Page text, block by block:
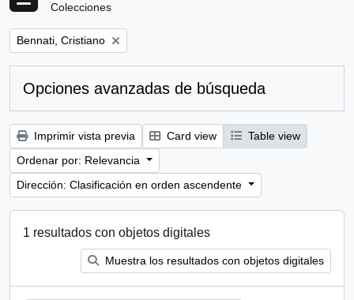
Colecciones
Remove filter:
Bennati, Cristiano
Opciones avanzadas de búsqueda
Imprimir vista previa Card view
Table view
Ordenar por: Relevancia
Dirección: Clasificación en orden ascendente
1 resultados con objetos digitales
Muestra los resultados con objetos digitales